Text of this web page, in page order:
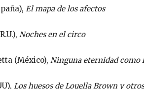
El mapa de los afectos
Noches en el circo
(México), Ninguna eternidad como
Los huesos de Louella Brown y